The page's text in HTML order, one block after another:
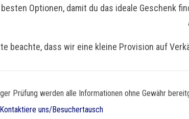
Optionen, damit du das ideale Geschenk
beachte, dass wir eine kleine Provision auf
Prüfung werden alle Informationen ohne Gewähr
Kontaktiere uns/Besuchertausch